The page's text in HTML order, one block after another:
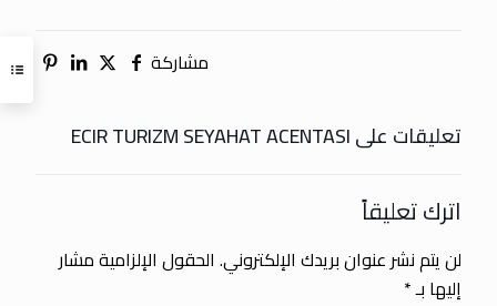
مشاركة
تعليقات على ECIR TURIZM SEYAHAT ACENTASI
اترك تعليقاً
لن يتم نشر عنوان بريدك الإلكتروني. الحقول الإلزامية مشار
إليها بـ*